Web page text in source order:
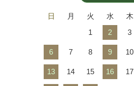
日 月 火 水 木
1
2 3
6 7 8 9 10
13 14 15 16 17